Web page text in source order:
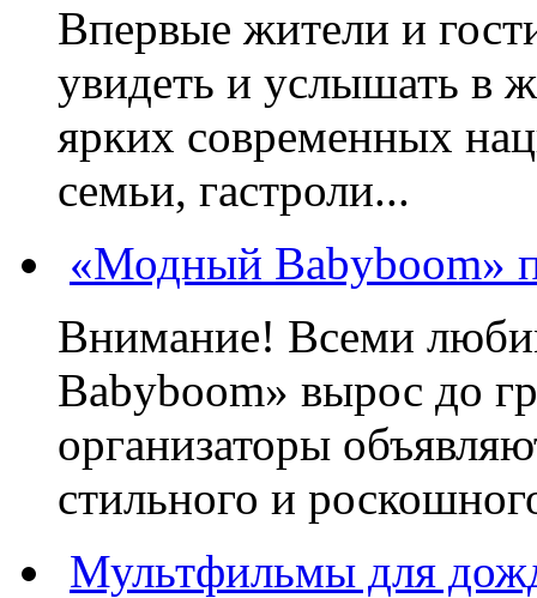
Впервые жители и
увидеть и услышать в
ярких современных
семьи, гастроли...
«Модный Babyboom»
Внимание! Всеми
Babyboom» вырос до
организаторы
стильного и
Мультфильмы для